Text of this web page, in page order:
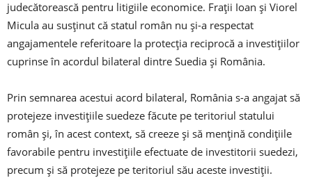
judecătorească pentru litigiile economice. Fraţii Ioan şi Viorel
Micula au susţinut că statul român nu şi-a respectat
angajamentele referitoare la protecţia reciprocă a investiţiilor
cuprinse în acordul bilateral dintre Suedia şi România.
Prin semnarea acestui acord bilateral, România s-a angajat să
protejeze investiţiile suedeze făcute pe teritoriul statului
român şi, în acest context, să creeze şi să menţină condiţiile
favorabile pentru investiţiile efectuate de investitorii suedezi,
precum şi să protejeze pe teritoriul său aceste investiţii.